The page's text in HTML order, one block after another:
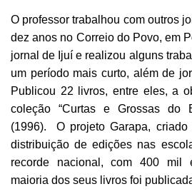
O professor trabalhou com outros
dez anos no Correio do Povo, em
jornal de Ijuí e realizou alguns
um período mais curto, além de
Publicou 22 livros, entre eles, a
coleção “Curtas e Grossas do
(1996). O projeto Garapa, criado
distribuição de edições nas
recorde nacional, com 400 mil
maioria dos seus livros foi